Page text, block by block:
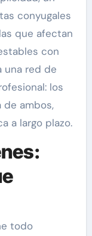
conyugales
que afectan
con
una red de
los
de ambos,
a largo plazo.
todo